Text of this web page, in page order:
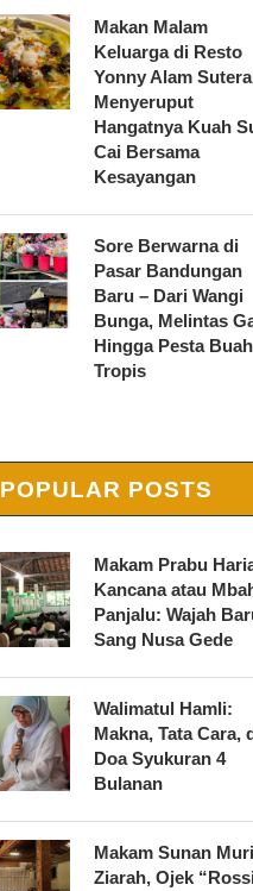
Makan Malam
Keluarga di Resto
Yonny Alam
Menyeruput
Hangatnya Kuah
Cai Bersama
Kesayangan
Sore Berwarna di
Pasar Bandungan
Baru – Dari Wangi
Bunga, Melintas
Hingga Pesta Buah
Tropis
POPULAR POSTS
Makam Prabu
Kancana atau
Panjalu: Wajah
Sang Nusa Gede
Walimatul Hamli:
Makna, Tata Cara,
Doa Syukuran 4
Bulanan
Makam Sunan
Ziarah, Ojek